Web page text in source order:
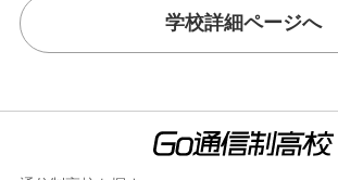
学校詳細ページへ